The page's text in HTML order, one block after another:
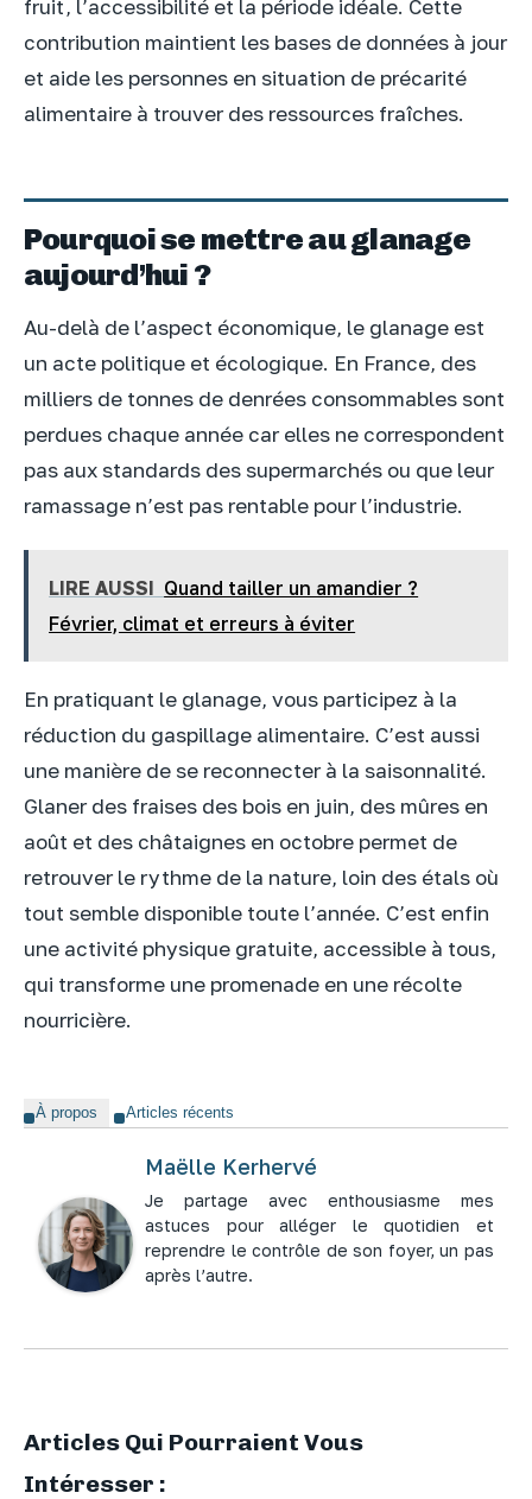
fruit, l’accessibilité et la période idéale. Cette
contribution maintient les bases de données à jour
et aide les personnes en situation de précarité
alimentaire à trouver des ressources fraîches.
Pourquoi se mettre au glanage
aujourd’hui ?
Au-delà de l’aspect économique, le glanage est
un acte politique et écologique. En France, des
milliers de tonnes de denrées consommables sont
perdues chaque année car elles ne correspondent
pas aux standards des supermarchés ou que leur
ramassage n’est pas rentable pour l’industrie.
LIRE AUSSI Quand tailler un amandier ?
Février, climat et erreurs à éviter
En pratiquant le glanage, vous participez à la
réduction du gaspillage alimentaire. C’est aussi
une manière de se reconnecter à la saisonnalité.
Glaner des fraises des bois en juin, des mûres en
août et des châtaignes en octobre permet de
retrouver le rythme de la nature, loin des étals où
tout semble disponible toute l’année. C’est enfin
une activité physique gratuite, accessible à tous,
qui transforme une promenade en une récolte
nourricière.
À propos Articles récents
Maëlle Kerhervé
Je partage avec enthousiasme mes
astuces pour alléger le quotidien et
reprendre le contrôle de son foyer, un pas
après l’autre.
Articles Qui Pourraient Vous
Intéresser :